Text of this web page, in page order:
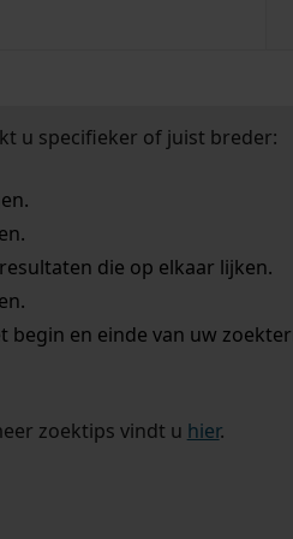
u specifieker of juist breder:
die op elkaar lijken.
begin en einde van uw
zoektips vindt u hier.